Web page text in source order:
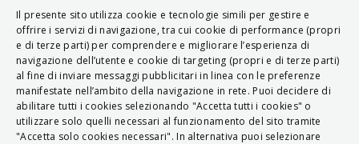
ITALIAN
ENGLISH
FRENCH
HUNGARIAN
DEUTSCH
Il presente sito utilizza cookie e tecnologie simili per gestire e
offrire i servizi di navigazione, tra cui cookie di performance (propri
e di terze parti) per comprendere e migliorare l’esperienza di
navigazione dell’utente e cookie di targeting (propri e di terze parti)
al fine di inviare messaggi pubblicitari in linea con le preferenze
manifestate nell’ambito della navigazione in rete. Puoi decidere di
abilitare tutti i cookies selezionando "Accetta tutti i cookies" o
utilizzare solo quelli necessari al funzionamento del sito tramite
"Accetta solo cookies necessari". In alternativa puoi selezionare